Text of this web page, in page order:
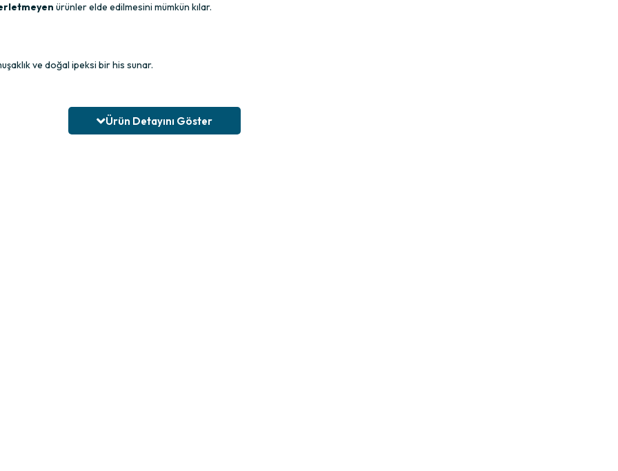
ürünler elde edilmesini mümkün kılar.
ve doğal ipeksi bir his sunar.
boyu konfor sağlayan bir kullanım sunar.
Ürün Detayını Göster